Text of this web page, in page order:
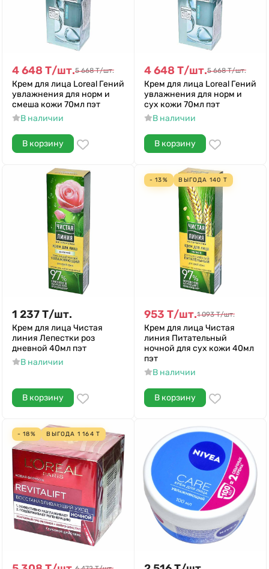
4 648 Т/шт.5 668 Т/шт.
Крем для лица Loreal Гений
увлажнения для норм и
смеша кожи 70мл пэт
В наличии
В корзину
4 648 Т/шт.5 668 Т/шт.
Крем для лица Loreal Гений
увлажнения для норм и
сух кожи 70мл пэт
В наличии
В корзину
1 237Т/шт.
Крем для лица Чистая
линия Лепестки роз
дневной 40мл пэт
В наличии
В корзину
- 13% ВЫГОДА 140 Т
953 Т/шт.1 093 Т/шт.
Крем для лица Чистая
линия Питательный
ночной для сух кожи 40мл
пэт
В наличии
В корзину
- 18% ВЫГОДА 1 164 Т